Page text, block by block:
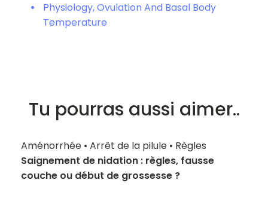
Physiology, Ovulation And Basal Body
Temperature
Tu pourras aussi aimer..
Aménorrhée • Arrêt de la pilule • Règles
Saignement de nidation : règles, fausse
couche ou début de grossesse ?